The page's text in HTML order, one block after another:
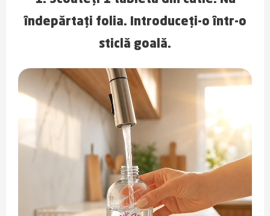
îndepărtați folia. Introduceți-o într-o
sticlă goală.